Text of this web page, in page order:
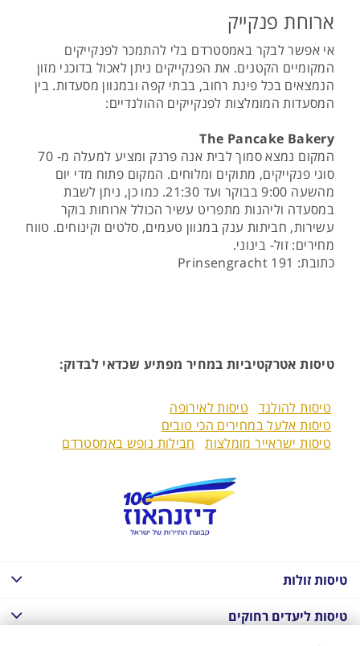
ארוחת פנקייק
אי אפשר לבקר באמסטרדם בלי להתמכר לפנקייקים
המקומיים הקטנים. את הפנקייקים ניתן לאכול בדוכני מזון
הנמצאים בכל פינת רחוב, בבתי קפה ובמגוון מסעדות. בין
המסעדות המומלצות לפנקייקים ההולנדיים:
The Pancake Bakery
המקום נמצא סמוך לבית אנה פרנק ומציע למעלה מ- 70
סוגי פנקייקים, מתוקים ומלוחים. המקום פתוח מדי יום
מהשעה 9:00 בבוקר ועד 21:30. כמו כן, ניתן לשבת
במסעדה וליהנות מתפריט עשיר הכולל ארוחות בוקר
עשירות, חביתות ענק במגוון טעמים, סלטים וקינוחים. טווח
מחירים: זול- בינוני.
כתובת: Prinsengracht 191
טיסות אטרקטיביות במחיר מפתיע שכדאי לבדוק:
טיסות להולנד
טיסות לאירופה
טיסות אלעל במחירים הכי טובים
טיסות ישראייר מומלצות
חבילות נופש באמסטרדם
טיסות זולות
טיסות ליעדים רחוקים